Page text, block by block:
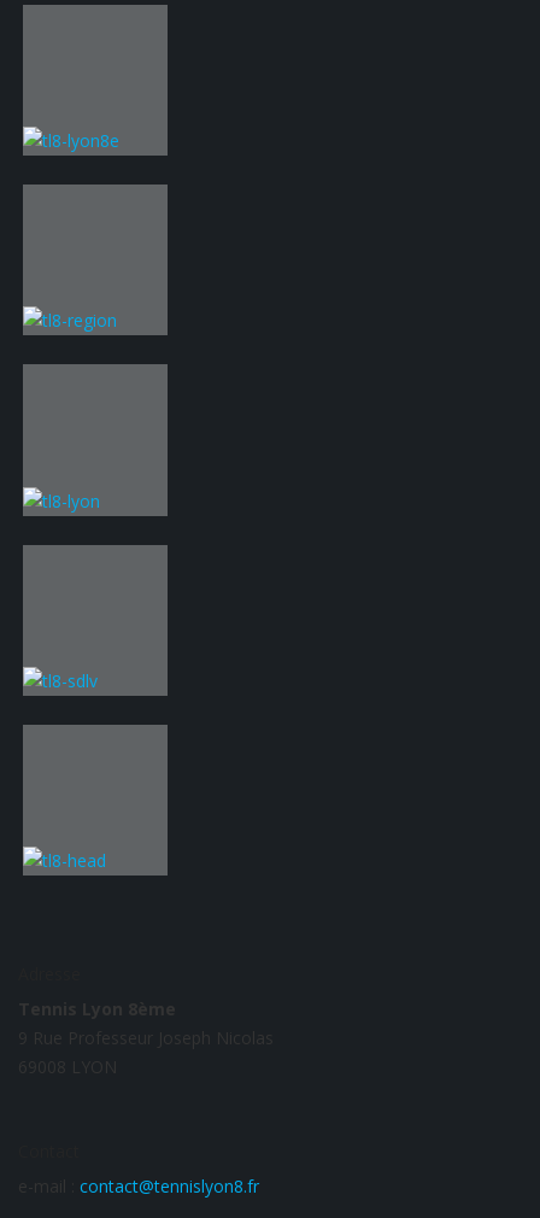
Tennis Lyon 8ème
9 Rue Professeur Joseph Nicolas
69008 LYON
e-mail : contact@tennislyon8.fr